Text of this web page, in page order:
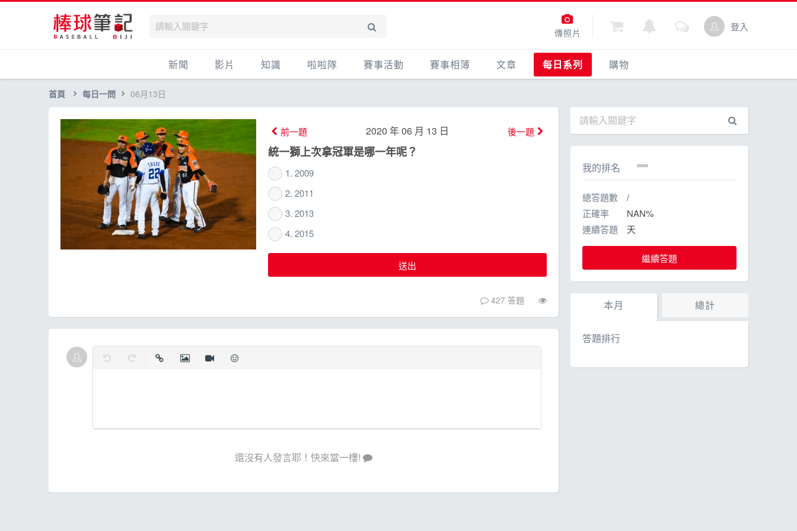
傳照片 登入
新聞 影片 知識 啦啦隊 賽事活動 賽事相簿 文章
其他
每日系列
每日照片
購物
點數商城
首頁 每日一問 06月13日
前一題 2020 年 06 月 13 日 後一題
統一獅上次拿冠軍是哪一年呢？
1. 2009
2. 2011
3. 2013
4. 2015
送出
427 答題
還沒有人發言耶！快來當一樓!
我的排名
總答題數
/
正確率
NAN%
連續答題
天
繼續答題
本月 總計
答題排行